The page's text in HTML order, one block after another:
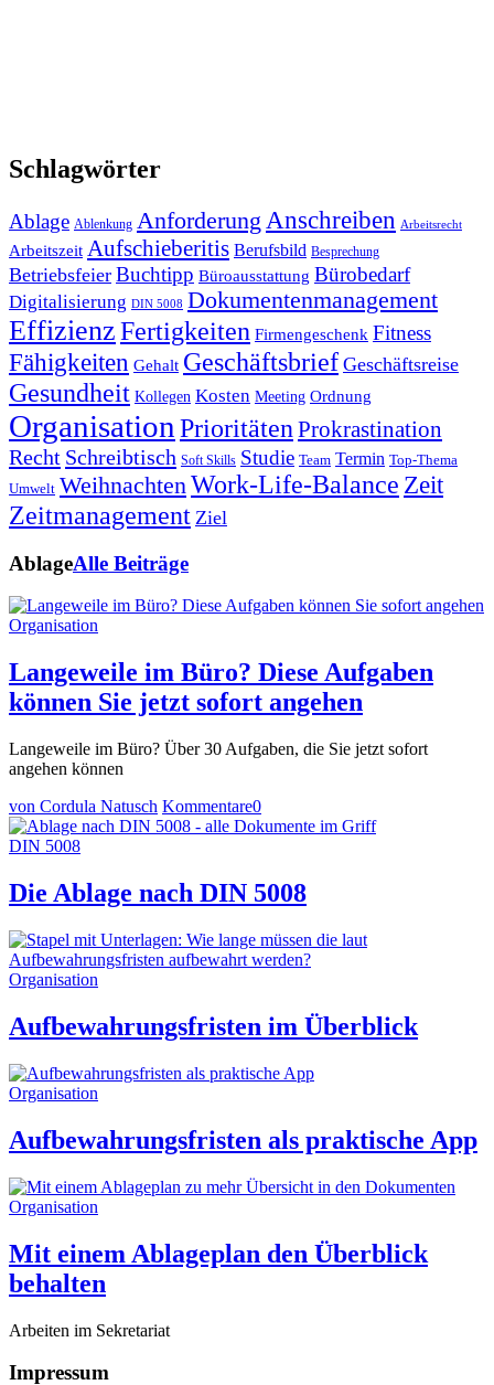
Schlagwörter
Ablage Ablenkung Anforderung Anschreiben Arbeitsrecht
Arbeitszeit Aufschieberitis Berufsbild Besprechung
Betriebsfeier Buchtipp Büroausstattung Bürobedarf
Digitalisierung DIN 5008 Dokumentenmanagement
EffizienzFertigkeiten Firmengeschenk Fitness
Fähigkeiten Gehalt Geschäftsbrief Geschäftsreise
Gesundheit Kollegen Kosten Meeting Ordnung
Organisation Prioritäten Prokrastination
Recht Schreibtisch Soft Skills Studie Team Termin Top-Thema
Umwelt WeihnachtenWork-Life-Balance Zeit
Zeitmanagement Ziel
AblageAlle Beiträge
Organisation
Langeweile im Büro? Diese Aufgaben
können Sie jetzt sofort angehen
Langeweile im Büro? Über 30 Aufgaben, die Sie jetzt sofort
angehen können
von Cordula Natusch Kommentare0
DIN 5008
Die Ablage nach DIN 5008
Organisation
Aufbewahrungsfristen im Überblick
Organisation
Aufbewahrungsfristen als praktische App
Organisation
Mit einem Ablageplan den Überblick
behalten
Arbeiten im Sekretariat
Impressum